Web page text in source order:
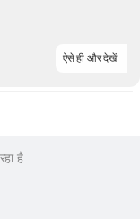
ऐसे ही और देखें
है